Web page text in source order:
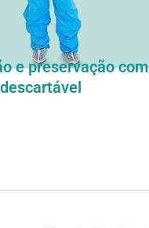
e preservação com